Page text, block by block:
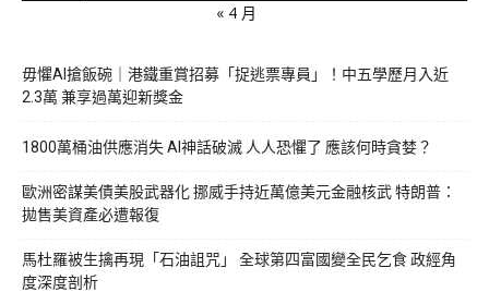
« 4 月
毋懼AI搶飯碗｜港鐵重賞招募「捉逃票專員」！中五學歷月入近
2.3萬 兼享過萬迎新獎金
1800萬桶油供應消失 AI神話破滅 人人恐懼了 應該何時貪婪？
歐洲密謀美債美股武器化 挪威手持近萬億美元金融核武 特朗普：
拋售美資產必遭報復
馬杜羅被生擒再現「石油詛咒」 全球第四富國變全民乞食 政經角
度深度剖析